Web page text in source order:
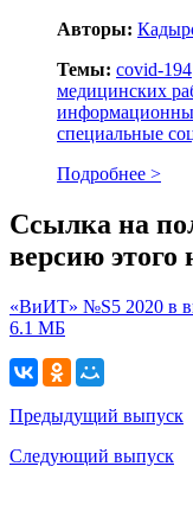
Авторы:
Темы: covid-194
медицинских
специальные
Подробнее >
Ссылка на
версию этого
«ВиИТ» №S5 2020 в
6.1 МБ
Предыдущий выпуск
Следующий выпуск